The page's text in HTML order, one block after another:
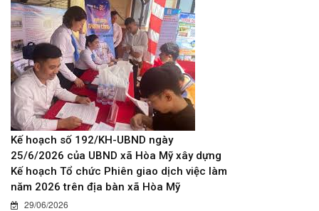
Kế hoạch số 192/KH-UBND ngày
25/6/2026 của UBND xã Hòa Mỹ xây dựng
Kế hoạch Tổ chức Phiên giao dịch việc làm
năm 2026 trên địa bàn xã Hòa Mỹ
29/06/2026